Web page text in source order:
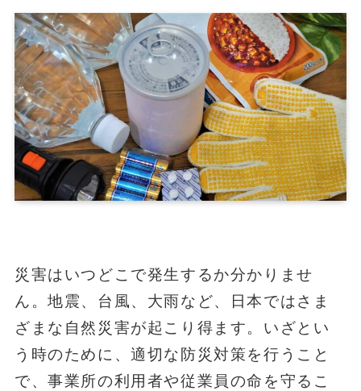
災害はいつどこで発生するか分かりませ
ん。地震、台風、大雨など、日本ではさま
ざまな自然災害が起こり得ます。いざとい
う時のために、適切な防災対策を行うこと
で、事業所の利用者や従業員の命を守るこ